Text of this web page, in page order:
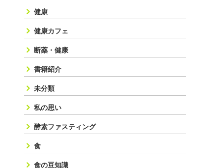
健康
健康カフェ
断薬・健康
書籍紹介
未分類
私の思い
酵素ファスティング
食
食の豆知識